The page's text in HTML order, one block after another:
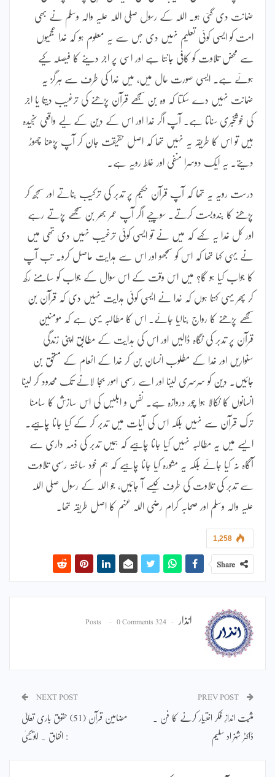
ضمانت دی گئی ہو۔ اللہ کے رسول صلی اللہ علیہ والہ وسلم نے بھی
امت کو ایسی کوئی تعلیم نہیں دی جس سے یہ معلوم ہو کہ خدا عجمیوں
سے محض تلاوت کو کافی جانتا ہے اور اسی پر اجر دینے کا فیصلہ کیے
ہوئے ہے۔ ایسی صورت حال میں، میں خدا کی طرف سے ہرگز یہ
ضمانت نہیں دے سکتا کہ وہ بن سمجھے قرآن پڑھنے کی ترغیب دیتا یا اجر
کی خوشخبری سناتا ہے۔ آپ اگر خدا اور اس کے دین کے لیے واقعی سنجیدہ
ہیں تو اس کا طریقہ یہ نہیں تھا کہ اصل حقیقت جان کر آپ پڑھنا چھوڑ
دیتے۔ یہ ایک دوسرا منفی اور غلط رویہ ہے۔
درست رویہ یہ تھا کہ آپ قرآن حکیم پر تدبر کی ترکیب بناتے اور سمجھ کر
پڑھنے کا بندوبست کرتے۔ سوچیے اگر آپ عمر بھر بن سمجھے پڑتے رہے
اور کل خدا یہ کہے کہ میں نے تو ایسی کوئی ترغیب نہیں دی تھی میں
نے یہی کہا تھا کہ اس کو سمجھو اور اس سے ہدایت حاصل کرو۔ تب آپ
کا جواب کیا ہو گا؟ میں اس وقت کے اس سوال کے جواب کو سامنے رکھ
کر پھر یہی کہتا ہوں کہ خدا نے ایسی کوئی ہدایت نہیں دی کہ قرآن بن
سمجھے پڑھنے کا رواج بنالیا جائے۔ اس کا مطالبہ یہی ہے کہ مومنین
قرآن پر تدبر کی نگاہ ڈالیں اور اس کی ہدایت کے مطابق اپنی زندگی
سنواریں اور خدا کے مطلوب انسان بن کر خدا کے انعام کے مستحق بن
جائیں۔ دین کو سرسری لینا اور اسے رسمی امور بجا لانے تک محدود کر لینا
انسانوں کا نکالا ہوا چور دروازہ ہے۔ نفس و ابلیس کی اس سازش کا سامنا
ترک قرآن سے نہیں بلکہ اس کی آیات میں تدبر کر کے کیا جانا چاہیے۔
ایسے میں یہ مطالبہ نہیں کیا جانا چاہیے کہ ہمیں تدبر کی ذمہ داری سے
آگاہ نہ کیا جائے بلکہ یہ مشورہ کیا جانا چاہیے کہ ہم خود ساختہ رسمی تلاوت
سے تدبر کی تلاوت کی طرف کیسے آ جائیں، جو اللہ کے رسول صلی اللہ
علیہ والہ وسلم اور صحابہ کرام رضی اللہ عنہم کا اصل طریقہ تھا۔
1,258
Share
انذار 324 Posts
0 Comments
مثبت اندازِ فکر اختیار کرنے کا فن ۔
ڈاکٹر شہزاد سلیم
NEXT POST
مضامین قرآن (51) حقوق باری تعالیٰ
: انفاق ۔ ابویحییٰ